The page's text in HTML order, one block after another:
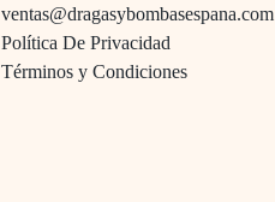
ventas@dragasybombasespana.com
Política De Privacidad
Términos y Condiciones